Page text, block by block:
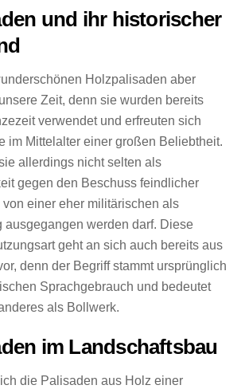
und ihr historischer
Holzpalisaden aber
Zeit, denn sie wurden bereits
verwendet und erfreuten sich
im Mittelalter einer großen Beliebtheit.
allerdings nicht selten als
gegen den Beschuss feindlicher
einer eher militärischen als
ausgegangen werden darf. Diese
geht an sich auch bereits aus
denn der Begriff stammt ursprünglich
Sprachgebrauch und bedeutet
als Bollwerk.
im Landschaftsbau
die Palisaden aus Holz einer